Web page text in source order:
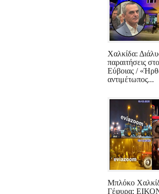
Χαλκίδα:
παραιτήσεις
Εύβοιας /
αντιμέτωπος...
Μπλόκο
Γέφυρα: